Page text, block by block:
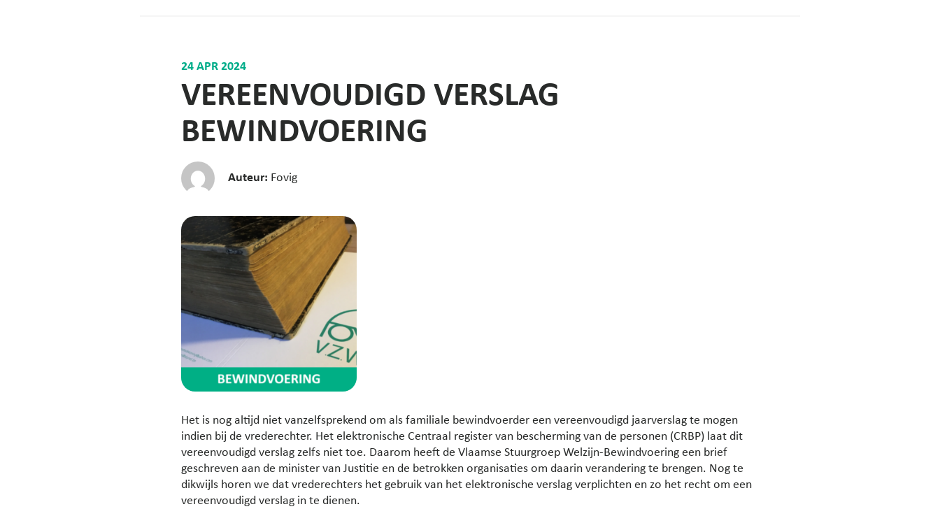
24 APR 2024
VEREENVOUDIGD VERSLAG
BEWINDVOERING
Auteur: Fovig
Het is nog altijd niet vanzelfsprekend om als familiale bewindvoerder een vereenvoudigd jaarverslag te mogen
indien bij de vrederechter. Het elektronische Centraal register van bescherming van de personen (CRBP) laat dit
vereenvoudigd verslag zelfs niet toe. Daarom heeft de Vlaamse Stuurgroep Welzijn-Bewindvoering een brief
geschreven aan de minister van Justitie en de betrokken organisaties om daarin verandering te brengen. Nog te
dikwijls horen we dat vrederechters het gebruik van het elektronische verslag verplichten en zo het recht om een
vereenvoudigd verslag in te dienen.